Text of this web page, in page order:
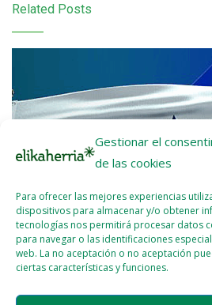
Gestionar el
de las cookies
Para ofrecer las mejores experiencias
dispositivos para almacenar y/o obtener
tecnologías nos permitirá procesar datos
para navegar o las identificaciones
web. La no aceptación o no aceptación
ciertas características y funciones.
Related Posts
Nota de prensa: ¡UE-Mercosur Stop!